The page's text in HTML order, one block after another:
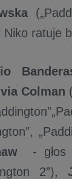
Niko ratuje
Colman
- głos
2”),